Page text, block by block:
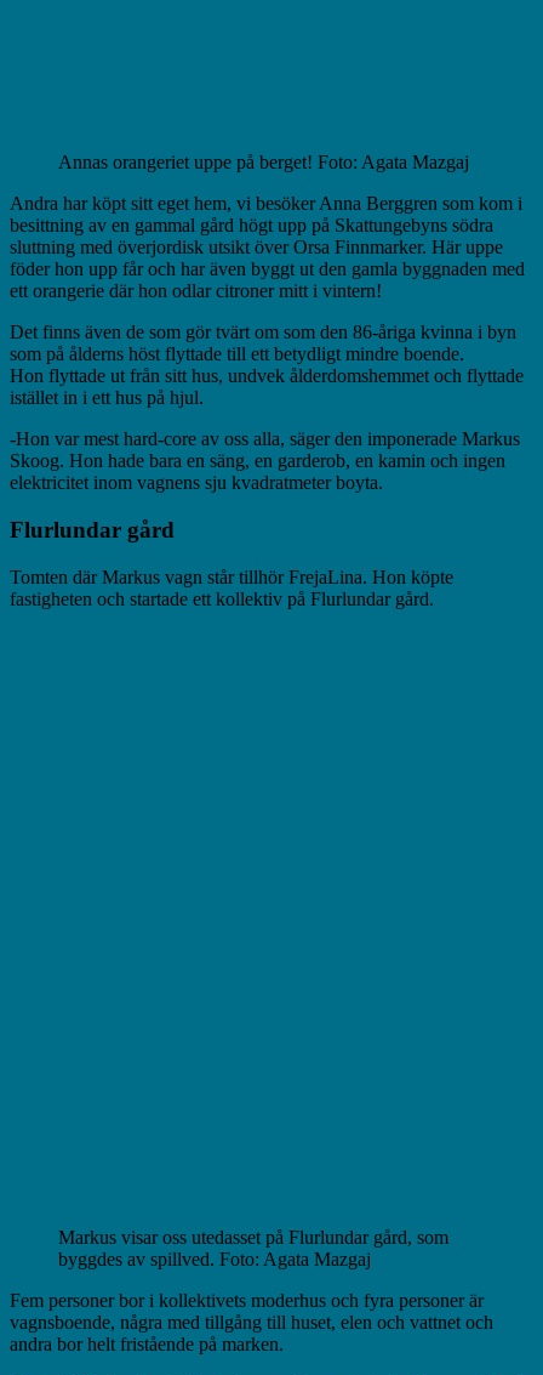
Annas orangeriet uppe på berget! Foto: Agata Mazgaj
Andra har köpt sitt eget hem, vi besöker Anna Berggren som kom i
besittning av en gammal gård högt upp på Skattungebyns södra
sluttning med överjordisk utsikt över Orsa Finnmarker. Här uppe
föder hon upp får och har även byggt ut den gamla byggnaden med
ett orangerie där hon odlar citroner mitt i vintern!
Det finns även de som gör tvärt om som den 86-åriga kvinna i byn
som på ålderns höst flyttade till ett betydligt mindre boende.
Hon flyttade ut från sitt hus, undvek ålderdomshemmet och flyttade
istället in i ett hus på hjul.
-Hon var mest hard-core av oss alla, säger den imponerade Markus
Skoog. Hon hade bara en säng, en garderob, en kamin och ingen
elektricitet inom vagnens sju kvadratmeter boyta.
Flurlundar gård
Tomten där Markus vagn står tillhör FrejaLina. Hon köpte
fastigheten och startade ett kollektiv på Flurlundar gård.
Markus visar oss utedasset på Flurlundar gård, som
byggdes av spillved. Foto: Agata Mazgaj
Fem personer bor i kollektivets moderhus och fyra personer är
vagnsboende, några med tillgång till huset, elen och vattnet och
andra bor helt fristående på marken.